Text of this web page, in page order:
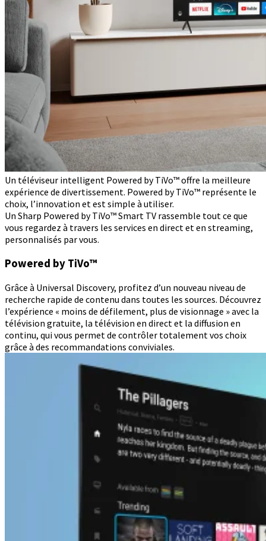
Un téléviseur intelligent Powered by TiVo™ offre la meilleure
expérience de divertissement. Powered by TiVo™ représente le
choix, l’innovation et est simple à utiliser.
Un Sharp Powered by TiVo™ Smart TV rassemble tout ce que
vous regardez à travers les services en direct et en streaming,
personnalisés par vous.
Powered by TiVo™
Grâce à Universal Discovery, profitez d’un nouveau niveau de
recherche rapide de contenu dans toutes les sources. Découvrez
l’expérience « moins de défilement, plus de visionnage » avec la
télévision gratuite, la télévision en direct et la diffusion en
continu, qui vous permet de contrôler totalement vos choix
grâce à des recommandations conviviales.